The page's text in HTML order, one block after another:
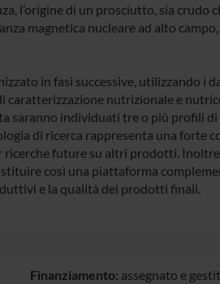
l’origine di un prosciutto, sia crudo
magnetica nucleare ad alto
in fasi successive, utilizzando
caratterizzazione nutrizionale e
saranno individuati tre o più profili
di ricerca rappresenta una forte
ricerche future su altri prodotti.
così una piattaforma
e la qualità dei prodotti finali.
Finanziamento: assegnato e